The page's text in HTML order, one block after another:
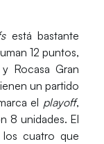
está bastante
12 puntos,
Rocasa Gran
un partido
el playoff,
8 unidades. El
cuatro que